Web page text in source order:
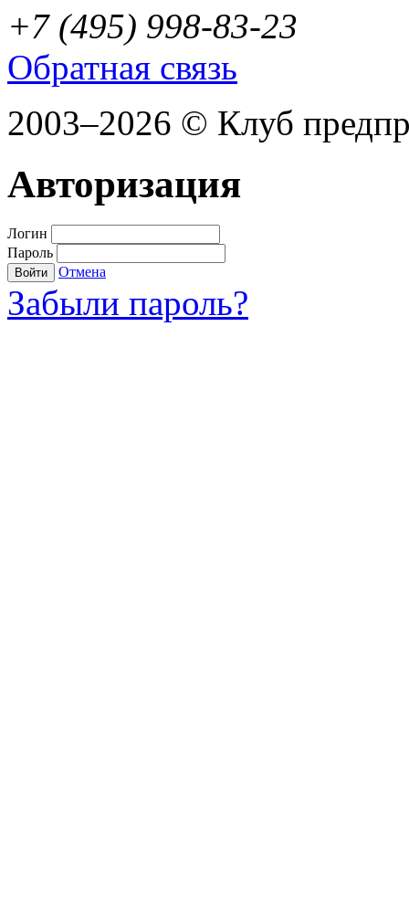
+7 (495) 998-83-23
Обратная связь
2003–2026 © Клуб
Авторизация
Логин
Пароль
Войти Отмена
Забыли пароль?